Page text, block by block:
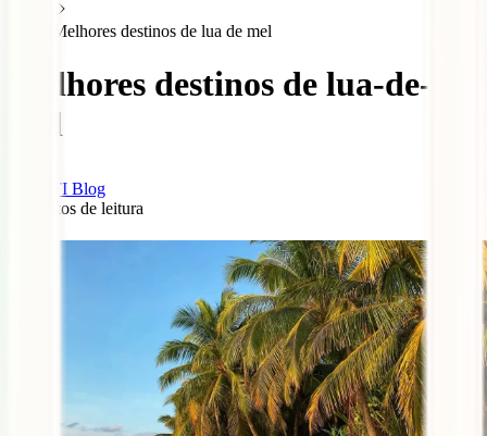
Melhores destinos de lua de mel
Melhores destinos de lua-de-
mel
IATI Blog
minutos de leitura